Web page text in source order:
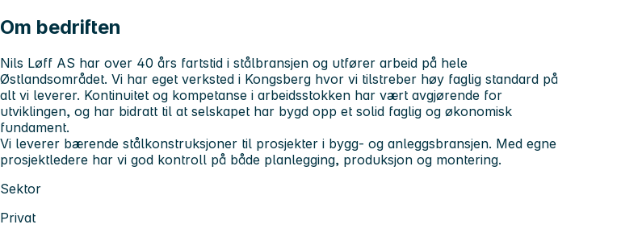
Om bedriften
Nils Løff AS har over 40 års fartstid i stålbransjen og utfører arbeid på hele
Østlandsområdet. Vi har eget verksted i Kongsberg hvor vi tilstreber høy faglig standard på
alt vi leverer. Kontinuitet og kompetanse i arbeidsstokken har vært avgjørende for
utviklingen, og har bidratt til at selskapet har bygd opp et solid faglig og økonomisk
fundament.
Vi leverer bærende stålkonstruksjoner til prosjekter i bygg- og anleggsbransjen. Med egne
prosjektledere har vi god kontroll på både planlegging, produksjon og montering.
Sektor
Privat